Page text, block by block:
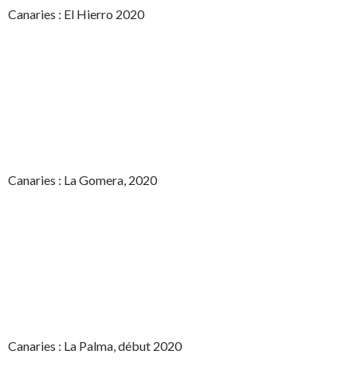
Canaries : El Hierro 2020
Canaries : La Gomera, 2020
Canaries : La Palma, début 2020